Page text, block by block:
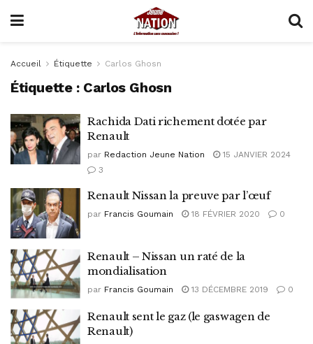
Accueil Étiquette Carlos Ghosn
Étiquette : Carlos Ghosn
Rachida Dati richement dotée par
Renault
par Redaction Jeune Nation
15 JANVIER 2024
3
Renault Nissan la preuve par l’œuf
par Francis Goumain 18 FÉVRIER 2020 0
Renault – Nissan un raté de la
mondialisation
par Francis Goumain 13 DÉCEMBRE 2019 0
Renault sent le gaz (le gaswagen de
Renault)